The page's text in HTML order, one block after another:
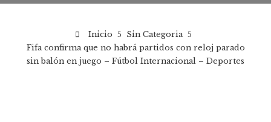
Inicio
Sin Categoria
Fifa confirma que no habrá partidos con reloj parado
sin balón en juego – Fútbol Internacional – Deportes